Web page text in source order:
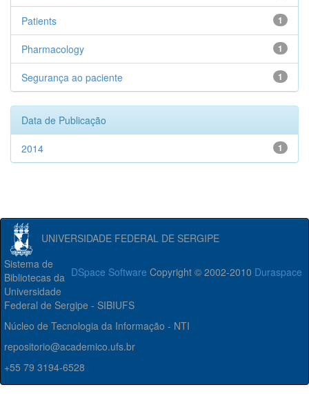
1
Patients
1
Pharmacology
1
Segurança ao paciente
Data de Publicação
1
2014
UNIVERSIDADE FEDERAL DE SERGIPE
DSpace Software Copyright © 2002-2010 Duraspace
Sistema de
Bibliotecas da
Universidade
Federal de Sergipe - SIBIUFS
Núcleo de Tecnologia da Informação - NTI
repositorio@academico.ufs.br
+55 79 3194-6528